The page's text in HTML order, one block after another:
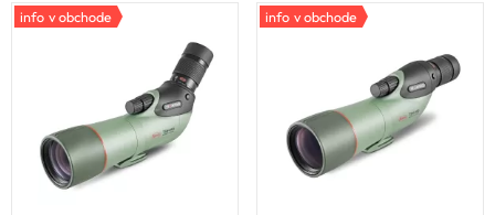
info v obchode info v obchode